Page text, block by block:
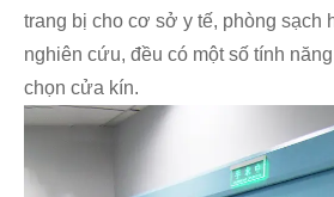
trang bị cho cơ sở y tế, phòng sạch
nghiên cứu, đều có một số tính
chọn cửa kín.